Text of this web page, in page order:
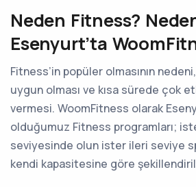
Neden Fitness?
Esenyurt’ta
Fitness’in popüler olmasının
uygun olması ve kısa sürede çok
vermesi. WoomFitness olarak
olduğumuz Fitness programları;
seviyesinde olun ister ileri seviye
kendi kapasitesine göre